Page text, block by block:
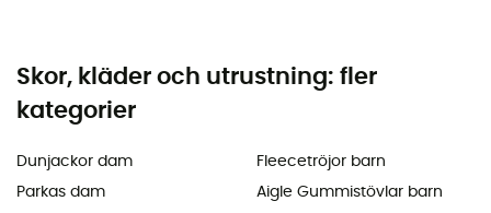
Skor, kläder och utrustning: fler
kategorier
Dunjackor dam
Parkas dam
Fleecetröjor barn
Aigle Gummistövlar barn